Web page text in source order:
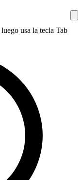
usa la tecla Tab